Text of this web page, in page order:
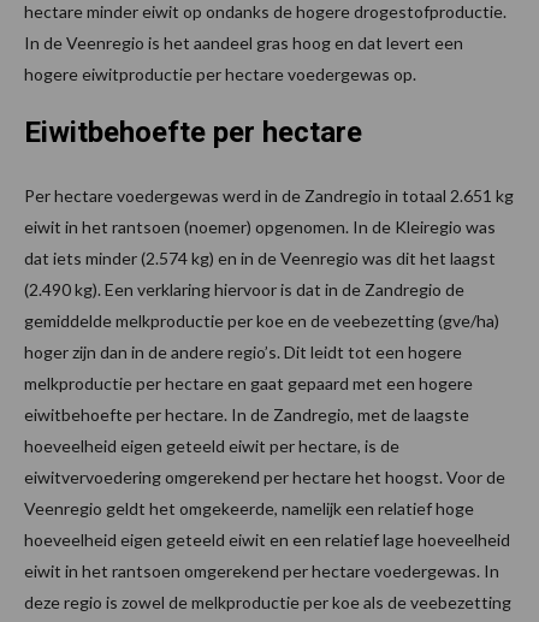
hectare minder eiwit op ondanks de hogere drogestofproductie.
In de Veenregio is het aandeel gras hoog en dat levert een
hogere eiwitproductie per hectare voedergewas op.
Eiwitbehoefte per hectare
Per hectare voedergewas werd in de Zandregio in totaal 2.651 kg
eiwit in het rantsoen (noemer) opgenomen. In de Kleiregio was
dat iets minder (2.574 kg) en in de Veenregio was dit het laagst
(2.490 kg). Een verklaring hiervoor is dat in de Zandregio de
gemiddelde melkproductie per koe en de veebezetting (gve/ha)
hoger zijn dan in de andere regio’s. Dit leidt tot een hogere
melkproductie per hectare en gaat gepaard met een hogere
eiwitbehoefte per hectare. In de Zandregio, met de laagste
hoeveelheid eigen geteeld eiwit per hectare, is de
eiwitvervoedering omgerekend per hectare het hoogst. Voor de
Veenregio geldt het omgekeerde, namelijk een relatief hoge
hoeveelheid eigen geteeld eiwit en een relatief lage hoeveelheid
eiwit in het rantsoen omgerekend per hectare voedergewas. In
deze regio is zowel de melkproductie per koe als de veebezetting